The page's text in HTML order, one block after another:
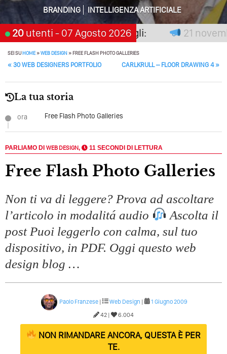
Perché Pubblicare Non Basta Più? Contenuti Di Valore O
Solo Rumore…
Perché Non Guadagni Sui Social Media? Probabilmente
Tutto Peggiorerà
Caso Delle Braccia Incrociate
Come Promuoversi Nel Wedding? Il Mio Intervento Per
L’Accademia Del Wedding
BRANDING
INTELLIGENZA ARTIFICIALE
20 utenti - 07 Agosto 2026
premia chi aspetta, scegli: 21
SEI SUHOME»WEB DESIGN»FREE FLASH PHOTO GALLERIES
POST NAVIGATION
« 30 WEB DESIGNERS PORTFOLIO CARLKRULL – FLOOR DRAWING 4»
La tua storia
ora Free Flash Photo Galleries
PARLIAMO DI WEB DESIGN, 11 SECONDI DI LETTURA
Free Flash Photo Galleries
Non ti va di leggere? Prova ad ascoltare
l’articolo in modalitá audio
Ascolta il
post Puoi leggerlo con calma, sul tuo
dispositivo, in PDF. Oggi questo web
design blog …
Paolo Franzese| Web Design |
1 Giugno 2009
42 |
6.004
NON RIMANDARE ANCORA, QUESTA È PER
TE.